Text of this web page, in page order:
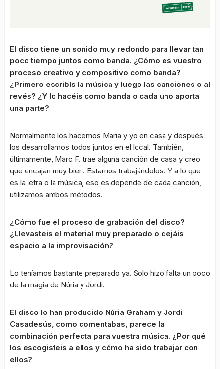
El disco tiene un sonido muy redondo para llevar tan
poco tiempo juntos como banda. ¿Cómo es vuestro
proceso creativo y compositivo como banda?
¿Primero escribís la música y luego las canciones o al
revés? ¿Y lo hacéis como banda o cada uno aporta
una parte?
Normalmente los hacemos Maria y yo en casa y después
los desarrollamos todos juntos en el local. También,
últimamente, Marc F. trae alguna canción de casa y creo
que encajan muy bien. Estamos trabajándolos. Y a lo que
es la letra o la música, eso es depende de cada canción,
utilizamos ambos métodos.
¿Cómo fue el proceso de grabación del disco?
¿Llevasteis el material muy preparado o dejáis
espacio a la improvisación?
Lo teníamos bastante preparado ya. Solo hizo falta un poco
de la magia de Núria y Jordi.
El disco lo han producido Núria Graham y Jordi
Casadesús, como comentabas, parece la
combinación perfecta para vuestra música. ¿Por qué
los escogisteis a ellos y cómo ha sido trabajar con
ellos?